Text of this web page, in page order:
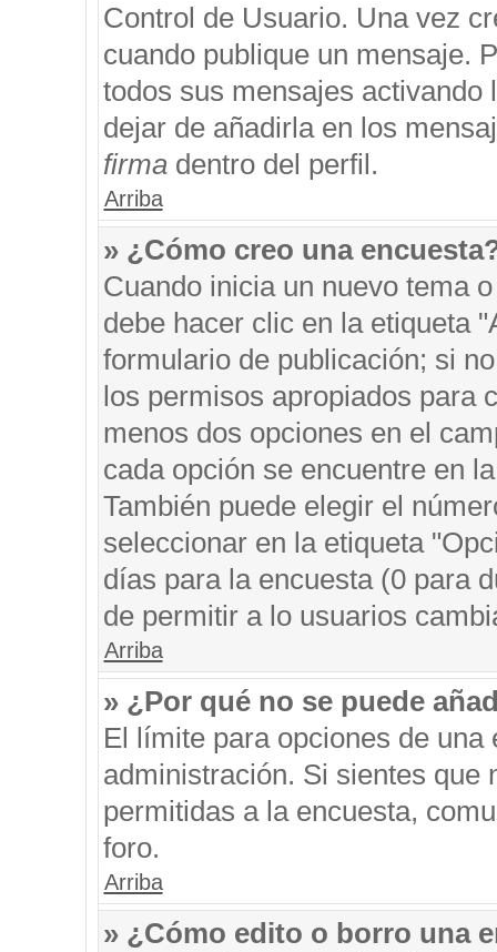
Control de Usuario. Una vez
cuando publique un mensaje.
todos sus mensajes
dejar de añadirla en los
firmadentro del perfil.
Arriba
» ¿Cómo creo una
Cuando inicia un nuevo tema
debe hacer clic en la etiqueta
formulario de publicación; si
los permisos apropiados para
menos dos opciones en el
cada opción se encuentre en
También puede elegir el
seleccionar en la etiqueta
días para la encuesta (0 para
de permitir a lo usuarios
Arriba
» ¿Por qué no se puede
El límite para opciones de una
administración. Si sientes que
permitidas a la encuesta,
foro.
Arriba
» ¿Cómo edito o borro una